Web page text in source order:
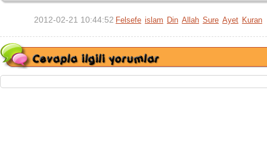
2012-02-21 10:44:52 Felsefe islam Din Allah Sure Ayet Kuran